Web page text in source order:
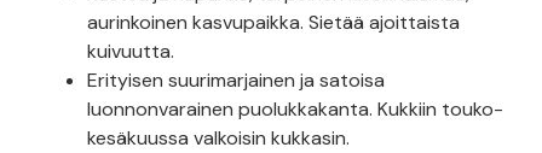
aurinkoinen kasvupaikka. Sietää ajoittaista
kuivuutta.
Erityisen suurimarjainen ja satoisa
luonnonvarainen puolukkakanta. Kukkiin touko-
kesäkuussa valkoisin kukkasin.